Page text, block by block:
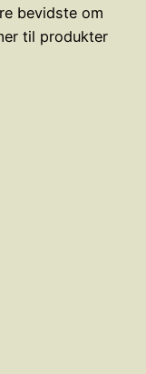
bevidste om
til produkter